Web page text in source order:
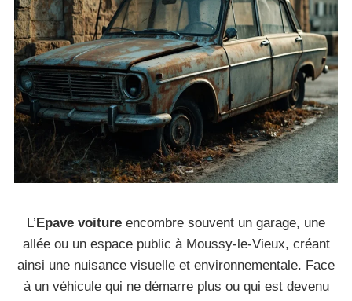
L’Epave voiture encombre souvent un garage, une
allée ou un espace public à Moussy-le-Vieux, créant
ainsi une nuisance visuelle et environnementale. Face
à un véhicule qui ne démarre plus ou qui est devenu